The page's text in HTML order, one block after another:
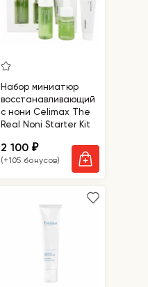
Набор миниатюр
восстанавливающий
с нони Celimax The
Real Noni Starter Kit
2 100₽
(+105 бонусов)